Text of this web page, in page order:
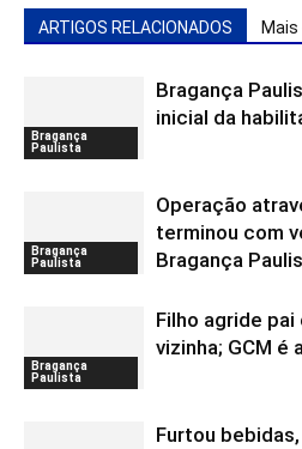
ARTIGOS RELACIONADOS
Bragança
Paulista
Bragança
inicial da
Bragança
Paulista
Operação
terminou com
Bragança
Bragança
Paulista
Filho agride
vizinha; GCM é
Furtou